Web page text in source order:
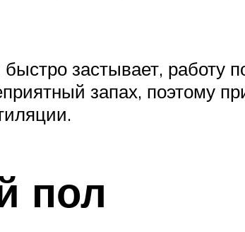
застывает, работу
запах, поэтому
пол